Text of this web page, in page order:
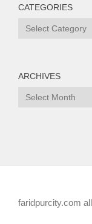
CATEGORIES
Categories
ARCHIVES
Archives
faridpurcity.com